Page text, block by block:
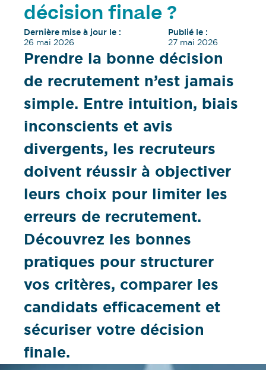
décision finale ?
Dernière mise à jour le :
26 mai 2026
Publié le :
27 mai 2026
Prendre la bonne décision
de recrutement n’est jamais
simple. Entre intuition, biais
inconscients et avis
divergents, les recruteurs
doivent réussir à objectiver
leurs choix pour limiter les
erreurs de recrutement.
Découvrez les bonnes
pratiques pour structurer
vos critères, comparer les
candidats efficacement et
sécuriser votre décision
finale.